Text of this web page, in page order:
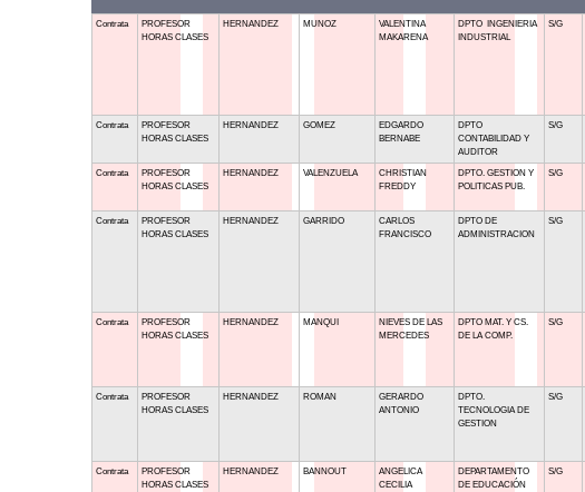
Contrata
PROFESOR
HORAS CLASES
HERNANDEZ MUNOZ
VALENTINA
MAKARENA
DPTO INGENIERIA
INDUSTRIAL
S/G
Contrata
PROFESOR
HORAS CLASES
HERNANDEZ GOMEZ
EDGARDO
BERNABE
DPTO
CONTABILIDAD Y
AUDITOR
S/G
Contrata
PROFESOR
HORAS CLASES
HERNANDEZ VALENZUELA
CHRISTIAN
FREDDY
DPTO. GESTION Y
POLITICAS PUB.
S/G
Contrata
PROFESOR
HORAS CLASES
HERNANDEZ GARRIDO
CARLOS
FRANCISCO
DPTO DE
ADMINISTRACION
S/G
Contrata
PROFESOR
HORAS CLASES
HERNANDEZ MANQUI
NIEVES DE LAS
MERCEDES
DPTO MAT. Y CS.
DE LA COMP.
S/G
Contrata
PROFESOR
HORAS CLASES
HERNANDEZ ROMAN
GERARDO
ANTONIO
DPTO.
TECNOLOGIA DE
GESTION
S/G
Contrata
PROFESOR
HORAS CLASES
HERNANDEZ BANNOUT
ANGELICA
CECILIA
DEPARTAMENTO
DE EDUCACIÓN
S/G